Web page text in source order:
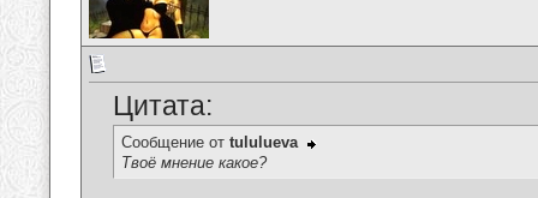
Цитата:
Сообщение от tululueva
Твоё мнение какое?